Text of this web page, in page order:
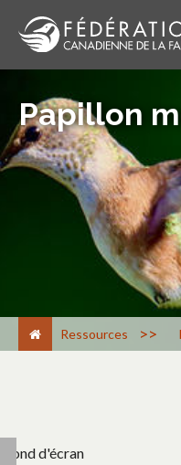
Papillon
Ressources >
Fond d'écran